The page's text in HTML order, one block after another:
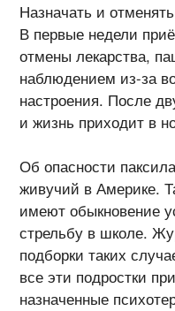
Назначать и
В первые недели
отмены лекарства,
наблюдением из-за
настроения. После
и жизнь приходит в
Об опасности
живучий в Америке.
имеют обыкновение
стрельбу в школе.
подборки таких
все эти подростки
назначенные